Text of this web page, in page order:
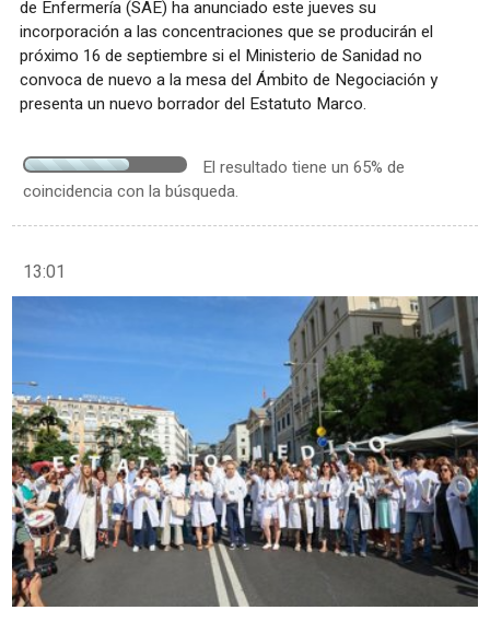
de Enfermería (SAE) ha anunciado este jueves su
incorporación a las concentraciones que se producirán el
próximo 16 de septiembre si el Ministerio de Sanidad no
convoca de nuevo a la mesa del Ámbito de Negociación y
presenta un nuevo borrador del Estatuto Marco.
El resultado tiene un 65% de
coincidencia con la búsqueda.
13:01